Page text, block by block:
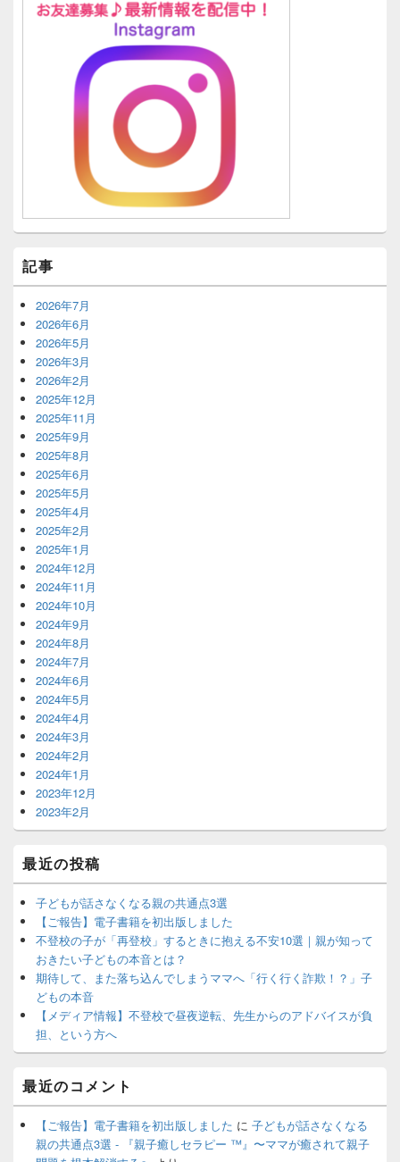
記事
2026年7月
2026年6月
2026年5月
2026年3月
2026年2月
2025年12月
2025年11月
2025年9月
2025年8月
2025年6月
2025年5月
2025年4月
2025年2月
2025年1月
2024年12月
2024年11月
2024年10月
2024年9月
2024年8月
2024年7月
2024年6月
2024年5月
2024年4月
2024年3月
2024年2月
2024年1月
2023年12月
2023年2月
最近の投稿
子どもが話さなくなる親の共通点3選
【ご報告】電子書籍を初出版しました
不登校の子が「再登校」するときに抱える不安10選｜親が知って
おきたい子どもの本音とは？
期待して、また落ち込んでしまうママへ「行く行く詐欺！？」子
どもの本音
【メディア情報】不登校で昼夜逆転、先生からのアドバイスが負
担、という方へ
最近のコメント
【ご報告】電子書籍を初出版しました に 子どもが話さなくなる
親の共通点3選 - 『親子癒しセラピー ™️』〜ママが癒されて親子